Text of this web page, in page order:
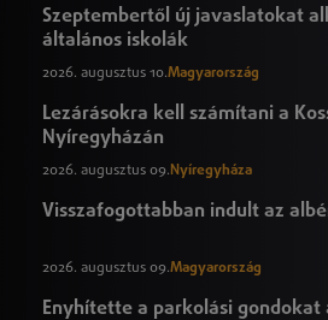
Szeptembertől új javaslatokat
általános iskolák
2026. augusztus 10.Magyarország
Lezárásokra kell számítani a
Nyíregyházán
2026. augusztus 09. Nyíregyháza
Visszafogottabban indult az
2026. augusztus 09.Magyarország
Enyhítette a parkolási gondokat